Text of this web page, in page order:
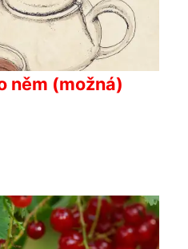
něm (možná)